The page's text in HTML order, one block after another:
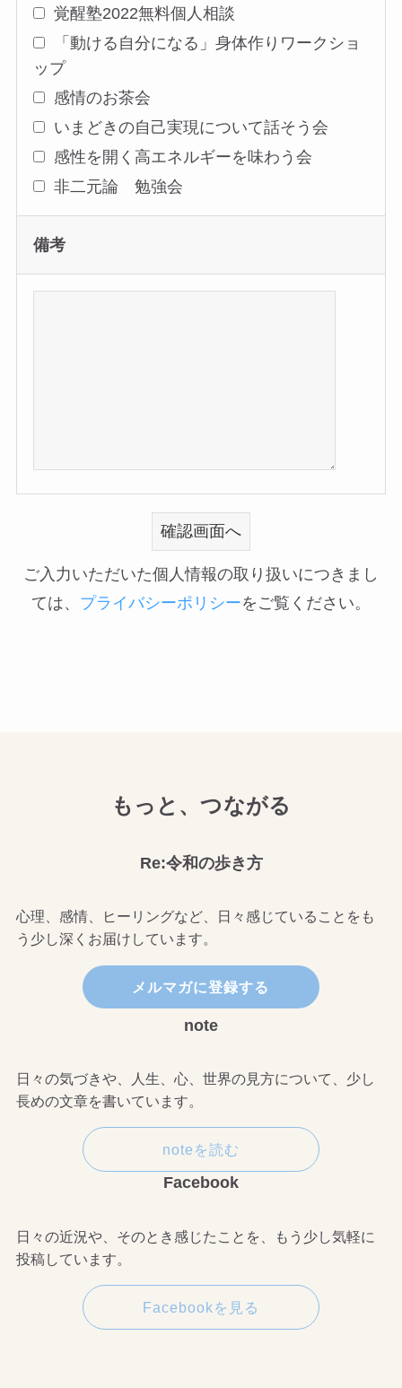
覚醒塾2022無料個人相談
「動ける自分になる」身体作りワークショ
ップ
感情のお茶会
いまどきの自己実現について話そう会
感性を開く高エネルギーを味わう会
非二元論 勉強会
備考
ご入力いただいた個人情報の取り扱いにつきまし
ては、 プライバシーポリシーをご覧ください。
もっと、つながる
Re:令和の歩き方
心理、感情、ヒーリングなど、日々感じていることをも
う少し深くお届けしています。
メルマガに登録する
note
日々の気づきや、人生、心、世界の見方について、少し
長めの文章を書いています。
noteを読む
Facebook
日々の近況や、そのとき感じたことを、もう少し気軽に
投稿しています。
Facebookを見る